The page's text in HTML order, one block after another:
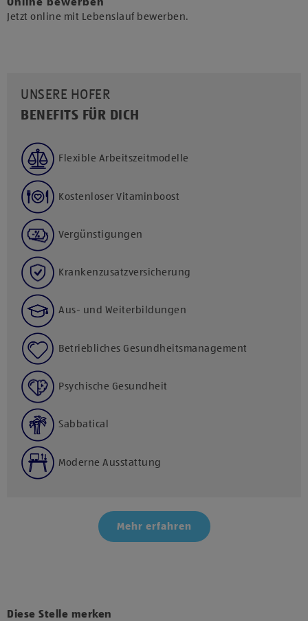
Online bewerben
Jetzt online mit Lebenslauf bewerben.
UNSERE HOFER
BENEFITS FÜR DICH
Flexible Arbeitszeitmodelle
Kostenloser Vitaminboost
Vergünstigungen
Krankenzusatzversicherung
Aus- und Weiterbildungen
Betriebliches Gesundheitsmanagement
Psychische Gesundheit
Sabbatical
Moderne Ausstattung
Mehr erfahren
Diese Stelle merken